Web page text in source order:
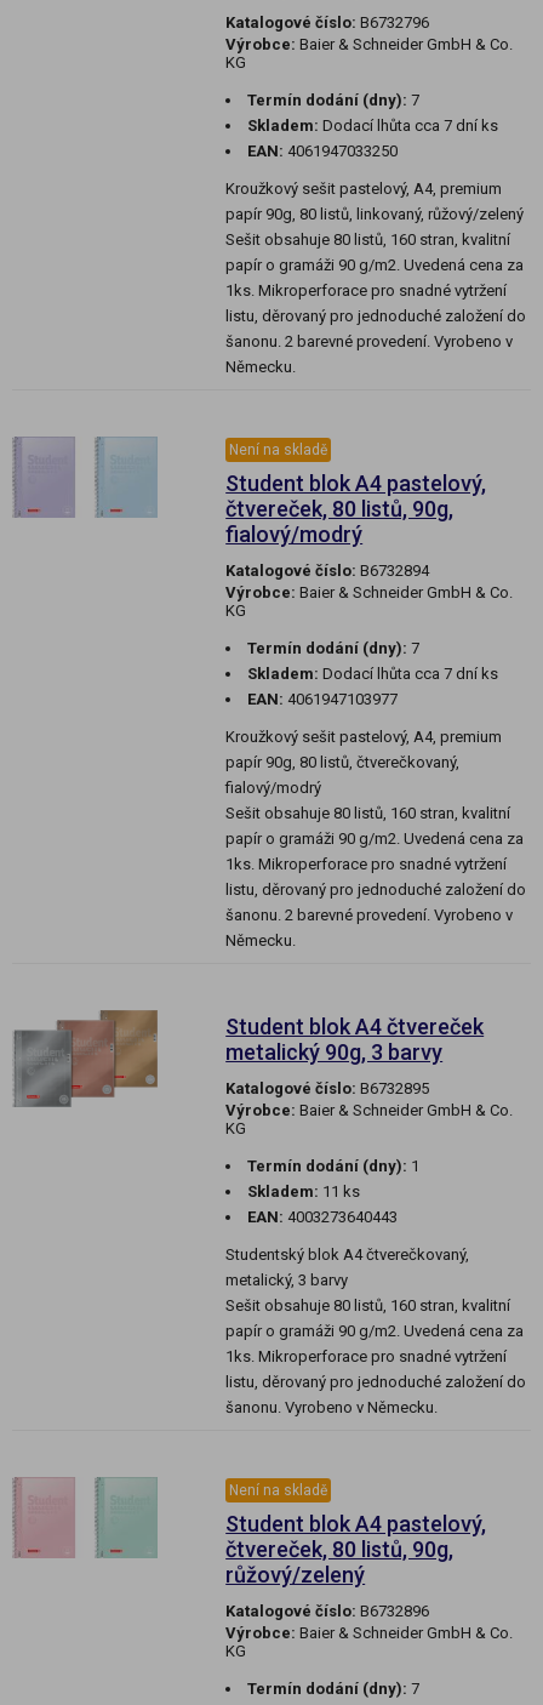
Katalogové číslo: B6732796
Výrobce: Baier & Schneider GmbH & Co.
KG
Termín dodání (dny): 7
Skladem: Dodací lhůta cca 7 dní ks
EAN: 4061947033250
Kroužkový sešit pastelový, A4, premium
papír 90g, 80 listů, linkovaný, růžový/zelený
Sešit obsahuje 80 listů, 160 stran, kvalitní
papír o gramáži 90 g/m2. Uvedená cena za
1ks. Mikroperforace pro snadné vytržení
listu, děrovaný pro jednoduché založení do
šanonu. 2 barevné provedení. Vyrobeno v
Německu.
Není na skladě
Student blok A4 pastelový,
čtvereček, 80 listů, 90g,
fialový/modrý
Katalogové číslo: B6732894
Výrobce: Baier & Schneider GmbH & Co.
KG
Termín dodání (dny): 7
Skladem: Dodací lhůta cca 7 dní ks
EAN: 4061947103977
Kroužkový sešit pastelový, A4, premium
papír 90g, 80 listů, čtverečkovaný,
fialový/modrý
Sešit obsahuje 80 listů, 160 stran, kvalitní
papír o gramáži 90 g/m2. Uvedená cena za
1ks. Mikroperforace pro snadné vytržení
listu, děrovaný pro jednoduché založení do
šanonu. 2 barevné provedení. Vyrobeno v
Německu.
Student blok A4 čtvereček
metalický 90g, 3 barvy
Katalogové číslo: B6732895
Výrobce: Baier & Schneider GmbH & Co.
KG
Termín dodání (dny): 1
Skladem: 11 ks
EAN: 4003273640443
Studentský blok A4 čtverečkovaný,
metalický, 3 barvy
Sešit obsahuje 80 listů, 160 stran, kvalitní
papír o gramáži 90 g/m2. Uvedená cena za
1ks. Mikroperforace pro snadné vytržení
listu, děrovaný pro jednoduché založení do
šanonu. Vyrobeno v Německu.
Není na skladě
Student blok A4 pastelový,
čtvereček, 80 listů, 90g,
růžový/zelený
Katalogové číslo: B6732896
Výrobce: Baier & Schneider GmbH & Co.
KG
Termín dodání (dny): 7